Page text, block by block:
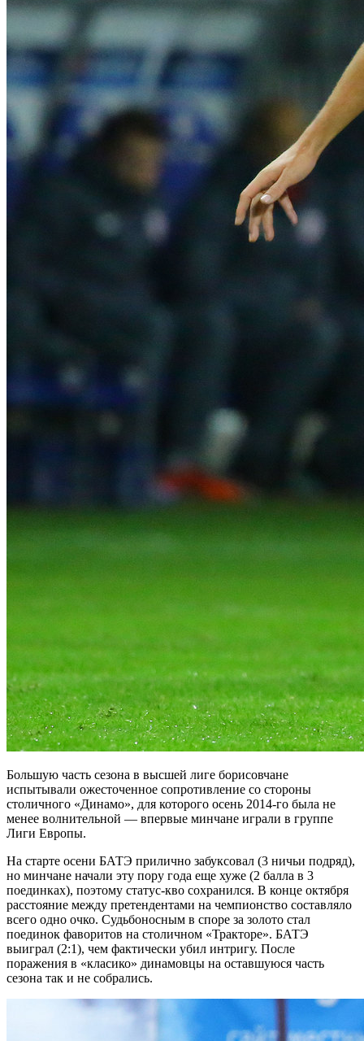
Большую часть сезона в высшей лиге борисовчане
испытывали ожесточенное сопротивление со стороны
столичного «Динамо», для которого осень 2014-го была не
менее волнительной — впервые минчане играли в группе
Лиги Европы.
На старте осени БАТЭ прилично забуксовал (3 ничьи подряд),
но минчане начали эту пору года еще хуже (2 балла в 3
поединках), поэтому статус-кво сохранился. В конце октября
расстояние между претендентами на чемпионство составляло
всего одно очко. Судьбоносным в споре за золото стал
поединок фаворитов на столичном «Тракторе». БАТЭ
выиграл (2:1), чем фактически убил интригу. После
поражения в «класико» динамовцы на оставшуюся часть
сезона так и не собрались.